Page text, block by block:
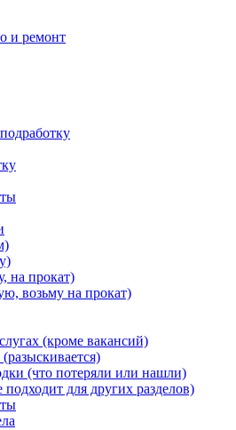
и ремонт
на прокат)
возьму на прокат)
(кроме вакансий)
(что потеряли или нашли)
подходит для других разделов)